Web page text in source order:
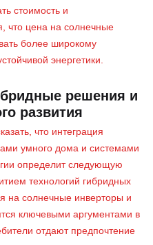
стоимость и
что цена на солнечные
более широкому
энергетики.
решения и
развития
что интеграция
умного дома и системами
определит следующую
технологий гибридных
на солнечные инверторы и
ключевыми аргументами в
отдают предпочтение